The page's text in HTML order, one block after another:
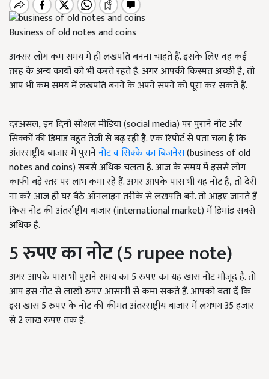
Business of old notes and coins
अक्सर लोग कम समय में ही लखपति बनना चाहते हैं. इसके लिए वह कई
तरह के अन्य कार्यों को भी करते रहते हैं. अगर आपकी किस्मत अच्छी है, तो
आप भी कम समय में लखपति बनने के अपने सपने को पूरा कर सकते हैं.
दरअसल, इन दिनों सोशल मीडिया (social media)पर पुराने नोट और
सिक्कों की डिमांड बहुत तेजी से बढ़ रही है. एक रिपोर्ट से पता चला है कि
अंतरराष्ट्रीय बाजार में पुरानेनोट व सिक्के का बिजनेस(business of old
notes and coins)सबसे अधिक चलता है. आज के समय में इससे लोग
काफी बड़े स्तर पर लाभ कमा रहे हैं. अगर आपके पास भी यह नोट है, तो देरी
ना करे आज ही घर बैठे ऑनलाइन तरीके से लखपति बने. तो आइए जानते हैं
किस नोट की अंतर्राष्ट्रीय बाजार (international market)में डिमांड सबसे
अधिक है.
5रुपए का नोट(5 rupee note)
अगर आपके पास भी पुराने समय का 5रुपए का यह खास नोट मौजूद है. तो
आप इस नोट से लाखों रुपए आसानी से कमा सकते हैं. आपको बता दें कि
इस खास5रुपए के नोट की कीमत अंतरराष्ट्रीय बाजार में लगभग35हजार
से2लाख रुपए तक है.